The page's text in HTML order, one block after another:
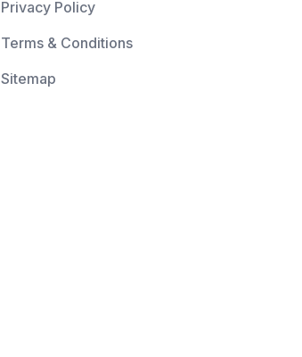
Privacy Policy
Terms & Conditions
Sitemap